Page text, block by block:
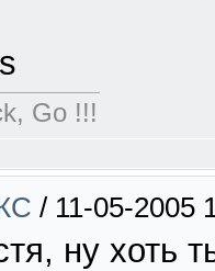
Go !!!
/ 11-05-2005
ну хоть